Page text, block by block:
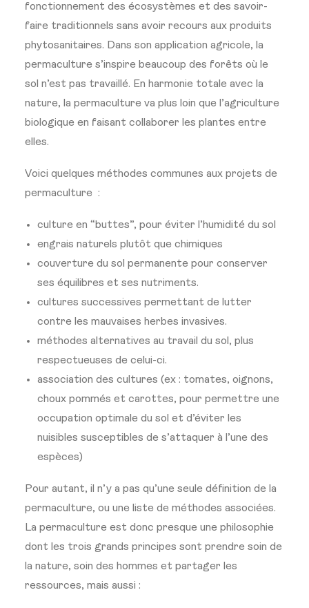
fonctionnement des écosystèmes et des savoir-
faire traditionnels sans avoir recours aux produits
phytosanitaires. Dans son application agricole, la
permaculture s’inspire beaucoup des forêts où le
sol n’est pas travaillé. En harmonie totale avec la
nature, la permaculture va plus loin que l’agriculture
biologique en faisant collaborer les plantes entre
elles.
Voici quelques méthodes communes aux projets de
permaculture :
culture en “buttes”, pour éviter l’humidité du sol
engrais naturels plutôt que chimiques
couverture du sol permanente pour conserver
ses équilibres et ses nutriments.
cultures successives permettant de lutter
contre les mauvaises herbes invasives.
méthodes alternatives au travail du sol, plus
respectueuses de celui-ci.
association des cultures (ex : tomates, oignons,
choux pommés et carottes, pour permettre une
occupation optimale du sol et d’éviter les
nuisibles susceptibles de s’attaquer à l’une des
espèces)
Pour autant, il n’y a pas qu’une seule définition de la
permaculture, ou une liste de méthodes associées.
La permaculture est donc presque une philosophie
dont les trois grands principes sont prendre soin de
la nature, soin des hommes et partager les
ressources, mais aussi :